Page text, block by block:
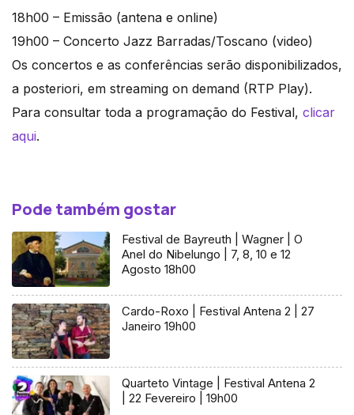
18h00 – Emissão (antena e online)
19h00 – Concerto Jazz Barradas/Toscano (video)
Os concertos e as conferências serão disponibilizados,
a posteriori, em streaming on demand (RTP Play).
Para consultar toda a programação do Festival, clicar
aqui.
Pode também gostar
Festival de Bayreuth | Wagner | O
Anel do Nibelungo | 7, 8, 10 e 12
Agosto 18h00
Cardo-Roxo | Festival Antena 2 | 27
Janeiro 19h00
Quarteto Vintage | Festival Antena 2
| 22 Fevereiro | 19h00